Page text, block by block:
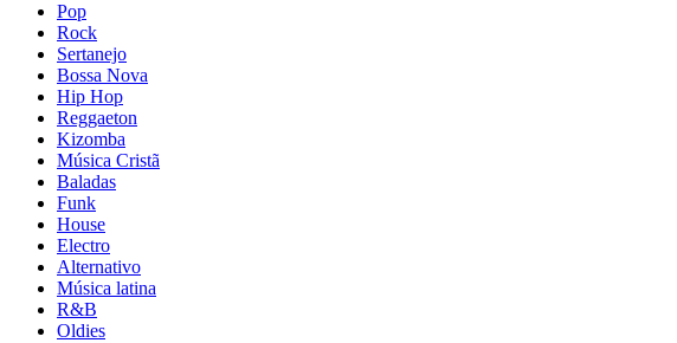
Pop
Rock
Sertanejo
Bossa Nova
Hip Hop
Reggaeton
Kizomba
Música Cristã
Baladas
Funk
House
Electro
Alternativo
Música latina
R&B
Oldies